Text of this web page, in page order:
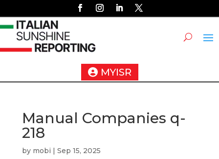
MYISR
Manual Companies q-
218
by mobi | Sep 15, 2025